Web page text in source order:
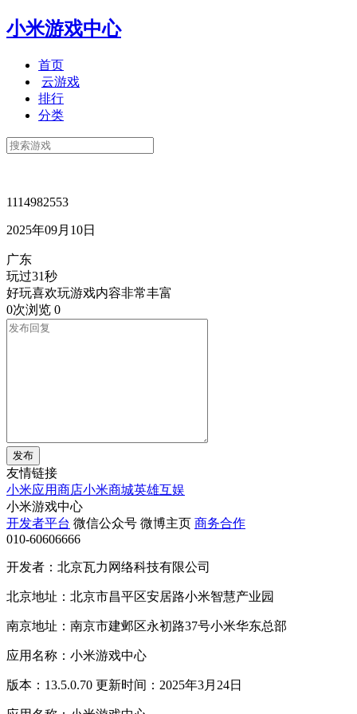
小米游戏中心
首页
云游戏
排行
分类
1114982553
2025年09月10日
广东
玩过31秒
好玩喜欢玩游戏内容非常丰富
0次浏览 0
发布
友情链接
小米应用商店小米商城英雄互娱
小米游戏中心
开发者平台 微信公众号 微博主页 商务合作
010-60606666
开发者：北京瓦力网络科技有限公司
北京地址：北京市昌平区安居路小米智慧产业园
南京地址：南京市建邺区永初路37号小米华东总部
应用名称：小米游戏中心
版本：13.5.0.70 更新时间：2025年3月24日